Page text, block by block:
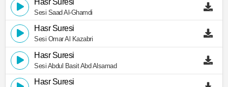
Sesi Saad Al-Ghamdi
Hasr Suresi
Sesi Omar Al Kazabri
Hasr Suresi
Sesi Abdul Basit Abd Alsamad
Hasr Suresi